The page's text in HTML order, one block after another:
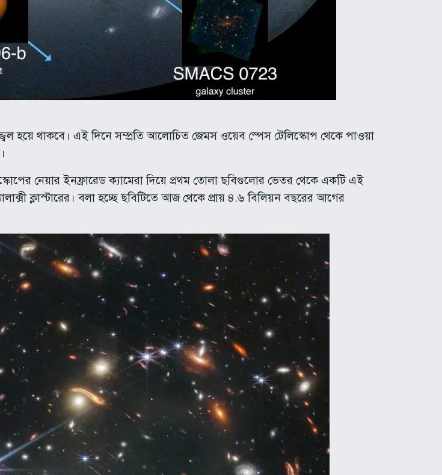
হয়ে থাকবে। এই দিনে সম্প্রতি আলোচিত জেমস ওয়েব স্পেস টেলিস্কোপ থেকে পাওয়া
নেয়ার ইনফ্রারেড ক্যামেরা দিয়ে প্রথম তোলা ছবিগুলোর ভেতর থেকে একটি এই
ক্লাস্টারের। বলা হচ্ছে ছবিটিতে আজ থেকে প্রায় ৪.৬ বিলিয়ন বছরের আগের